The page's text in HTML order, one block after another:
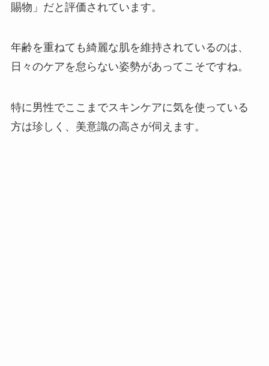
賜物」だと評価されています。
年齢を重ねても綺麗な肌を維持されているのは、
日々のケアを怠らない姿勢があってこそですね。
特に男性でここまでスキンケアに気を使っている
方は珍しく、美意識の高さが伺えます。